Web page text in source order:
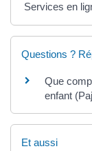
Services en
Questions ?
Que
enfant
Et aussi